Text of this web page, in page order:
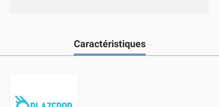
Caractéristiques